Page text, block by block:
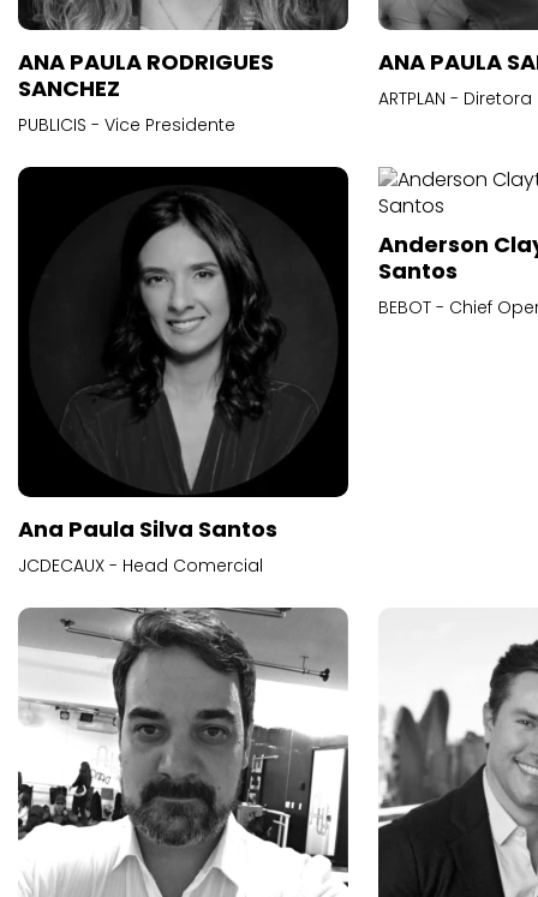
ANA PAULA RODRIGUES
SANCHEZ
PUBLICIS - Vice Presidente
ANA PAULA
ARTPLAN -
Ana Paula Silva Santos
JCDECAUX - Head Comercial
Anderson
Santos
BEBOT - Chief